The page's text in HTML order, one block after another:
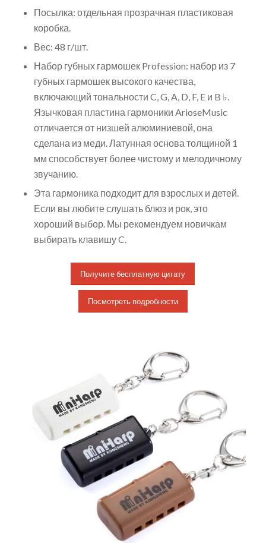
Посылка: отдельная прозрачная пластиковая
коробка.
Вес: 48 г/шт.
Набор губных гармошек Profession: набор из 7
губных гармошек высокого качества,
включающий тональности C, G, A, D, F, E и B ♭.
Язычковая пластина гармоники ArioseMusic
отличается от низшей алюминиевой, она
сделана из меди. Латунная основа толщиной 1
мм способствует более чистому и мелодичному
звучанию.
Эта гармоника подходит для взрослых и детей.
Если вы любите слушать блюз и рок, это
хороший выбор. Мы рекомендуем новичкам
выбирать клавишу C.
Получите бесплатную цитату
Посмотреть подробности